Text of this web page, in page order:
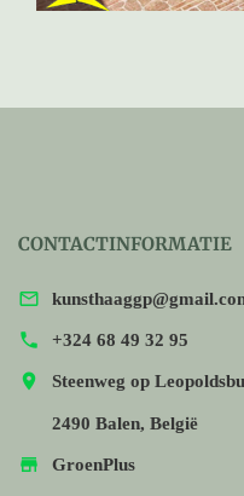
CONTACTINFORMATIE

 +324 68 49 32 95
 Steenweg op
2490 Balen, België
 GroenPlus